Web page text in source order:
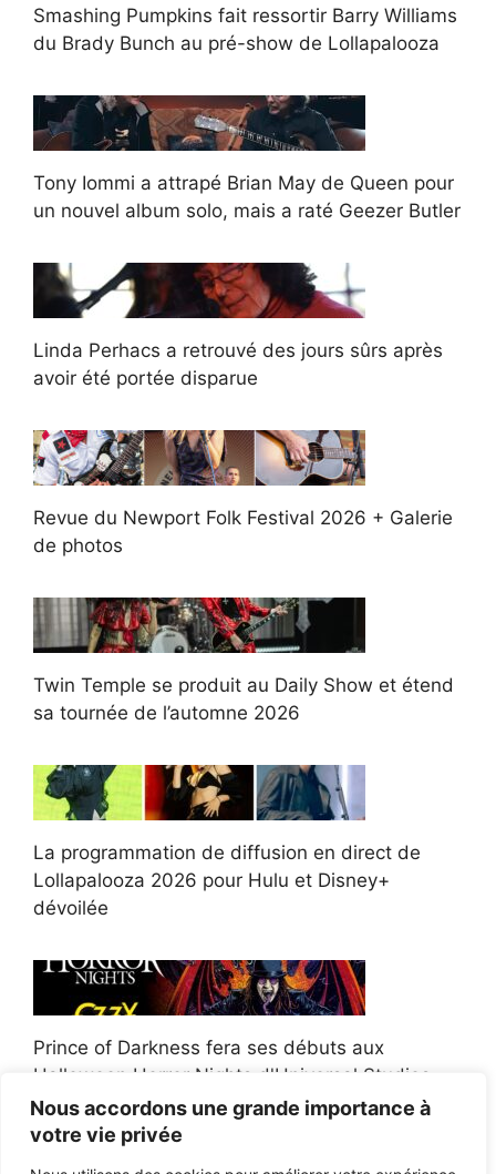
Nous accordons une grande importance à
votre vie privée
Smashing Pumpkins fait ressortir Barry Williams
du Brady Bunch au pré-show de Lollapalooza
Tony Iommi a attrapé Brian May de Queen pour
un nouvel album solo, mais a raté Geezer Butler
Linda Perhacs a retrouvé des jours sûrs après
avoir été portée disparue
Revue du Newport Folk Festival 2026 + Galerie
de photos
Twin Temple se produit au Daily Show et étend
sa tournée de l’automne 2026
La programmation de diffusion en direct de
Lollapalooza 2026 pour Hulu et Disney+
dévoilée
Prince of Darkness fera ses débuts aux
Halloween Horror Nights d'Universal Studios